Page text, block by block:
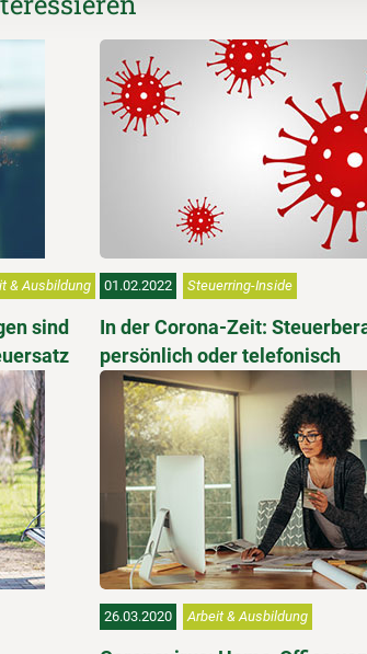
& Ausbildung
sind
01.02.2022 Steuerring-Inside
In der Corona-Zeit:
persönlich oder telefonisch
26.03.2020 Arbeit & Ausbildung